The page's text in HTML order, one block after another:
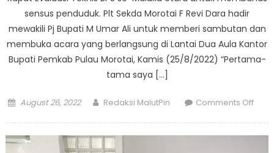
sensus penduduk. Plt Sekda Morotai F Revi Dara hadir
mewakili Pj Bupati M Umar Ali untuk memberi sambutan dan
membuka acara yang berlangsung di Lantai Dua Aula Kantor
Bupati Pemkab Pulau Morotai, Kamis (25/8/2022) “Pertama-
tama saya […]
Posted
August 26, 2022 Author
Redaksi MalutPin Comments Offon